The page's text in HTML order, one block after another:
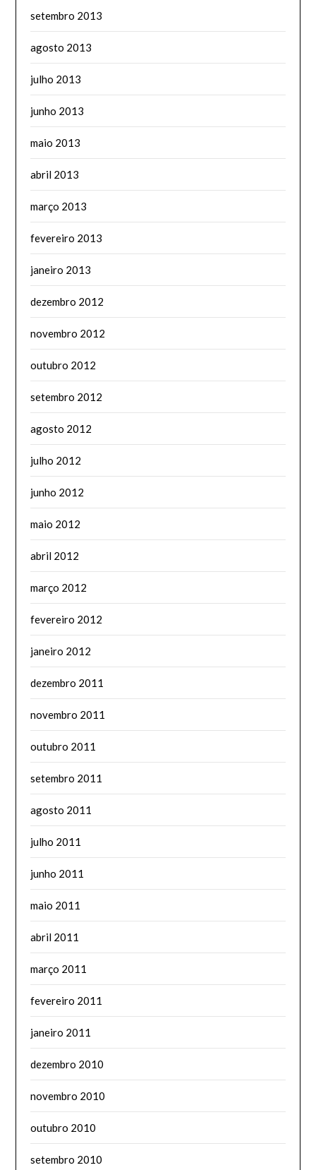
setembro 2013
agosto 2013
julho 2013
junho 2013
maio 2013
abril 2013
março 2013
fevereiro 2013
janeiro 2013
dezembro 2012
novembro 2012
outubro 2012
setembro 2012
agosto 2012
julho 2012
junho 2012
maio 2012
abril 2012
março 2012
fevereiro 2012
janeiro 2012
dezembro 2011
novembro 2011
outubro 2011
setembro 2011
agosto 2011
julho 2011
junho 2011
maio 2011
abril 2011
março 2011
fevereiro 2011
janeiro 2011
dezembro 2010
novembro 2010
outubro 2010
setembro 2010